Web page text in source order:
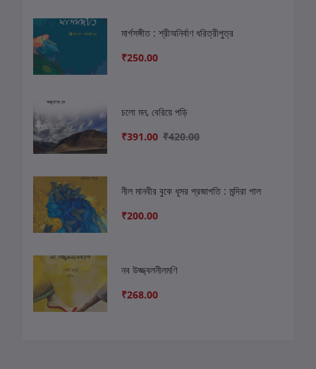
মার্গসঙ্গীত : শ্রীঅনির্বাণ ধরিত্রীপুত্র
₹250.00
চলো মন, বেরিয়ে পড়ি
₹391.00 ₹420.00
নীল মানবীর বুকে ধূসর প্রজাপতি : মন্দিরা পাল
₹200.00
নব উজ্জ্বলনীলমণি
₹268.00